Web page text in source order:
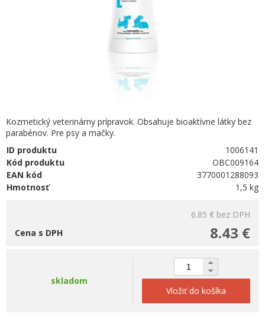
Kozmetický veterinárny prípravok. Obsahuje bioaktívne látky bez
parabénov. Pre psy a mačky.
ID produktu
1006141
Kód produktu
OBC009164
EAN kód
3770001288093
Hmotnosť
1,5 kg
6.85 € bez DPH
8.43 €
Cena s DPH
skladom
Vložiť do košíka